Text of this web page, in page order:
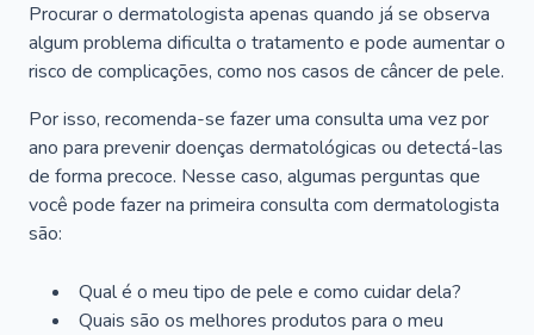
Procurar o dermatologista apenas quando já se observa
algum problema dificulta o tratamento e pode aumentar o
risco de complicações, como nos casos de câncer de pele.
Por isso, recomenda-se fazer uma consulta uma vez por
ano para prevenir doenças dermatológicas ou detectá-las
de forma precoce. Nesse caso, algumas perguntas que
você pode fazer na primeira consulta com dermatologista
são:
Qual é o meu tipo de pele e como cuidar dela?
Quais são os melhores produtos para o meu